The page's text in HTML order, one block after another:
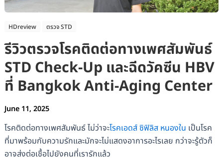
HDreview ตรวจ STD
รีวิวตรวจโรคติดต่อทางเพศสัมพันธ์
STD Check-Up และฉีดวัคซีน HBV
ที่ Bangkok Anti-Aging Center
June 11, 2025
โรคติดต่อทางเพศสัมพันธ์ ไม่ว่าจะโรคเอดส์ซิฟิลิส หนองใน เป็นโรค
ที่มาพร้อมกับความรักและมักจะไม่แสดงอาการอะไรเลย กว่าจะรู้ตัวก็
อาจส่งต่อเชื้อไปยังคนที่เรารักแล้ว